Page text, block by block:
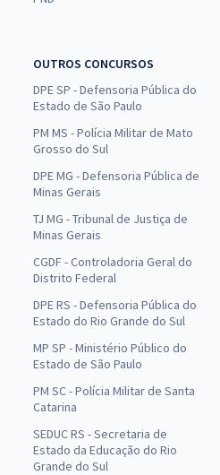
OUTROS CONCURSOS
DPE SP - Defensoria Pública do
Estado de São Paulo
PM MS - Polícia Militar de Mato
Grosso do Sul
DPE MG - Defensoria Pública de
Minas Gerais
TJ MG - Tribunal de Justiça de
Minas Gerais
CGDF - Controladoria Geral do
Distrito Federal
DPE RS - Defensoria Pública do
Estado do Rio Grande do Sul
MP SP - Ministério Público do
Estado de São Paulo
PM SC - Polícia Militar de Santa
Catarina
SEDUC RS - Secretaria de
Estado da Educação do Rio
Grande do Sul